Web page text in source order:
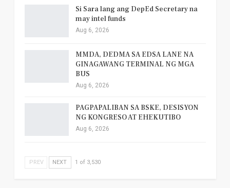
Si Sara lang ang DepEd Secretary na
may intel funds
Aug 6, 2026
MMDA, DEDMA SA EDSA LANE NA
GINAGAWANG TERMINAL NG MGA
BUS
Aug 6, 2026
PAGPAPALIBAN SA BSKE, DESISYON
NG KONGRESO AT EHEKUTIBO
Aug 6, 2026
PREV NEXT 1 of 3,530